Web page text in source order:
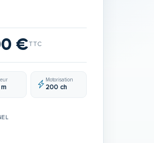
€TTC
Motorisation
200 ch